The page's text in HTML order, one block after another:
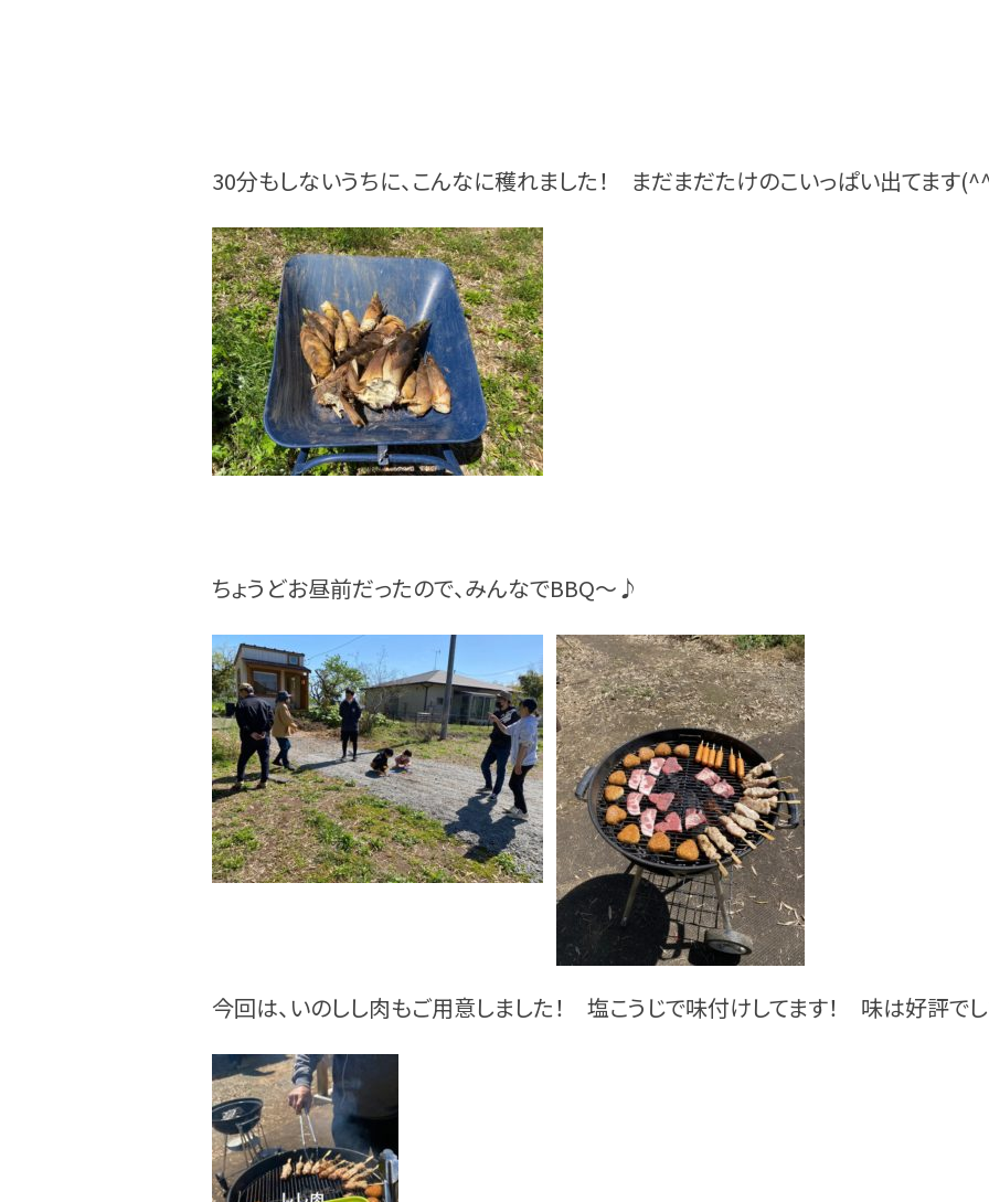
30分もしないうちに、こんなに穫れました！ まだまだたけのこいっぱい出てます
ちょうどお昼前だったので、みんなでBBQ～♪
今回は、いのしし肉もご用意しました！ 塩こうじで味付けしてます！ 味は好評で